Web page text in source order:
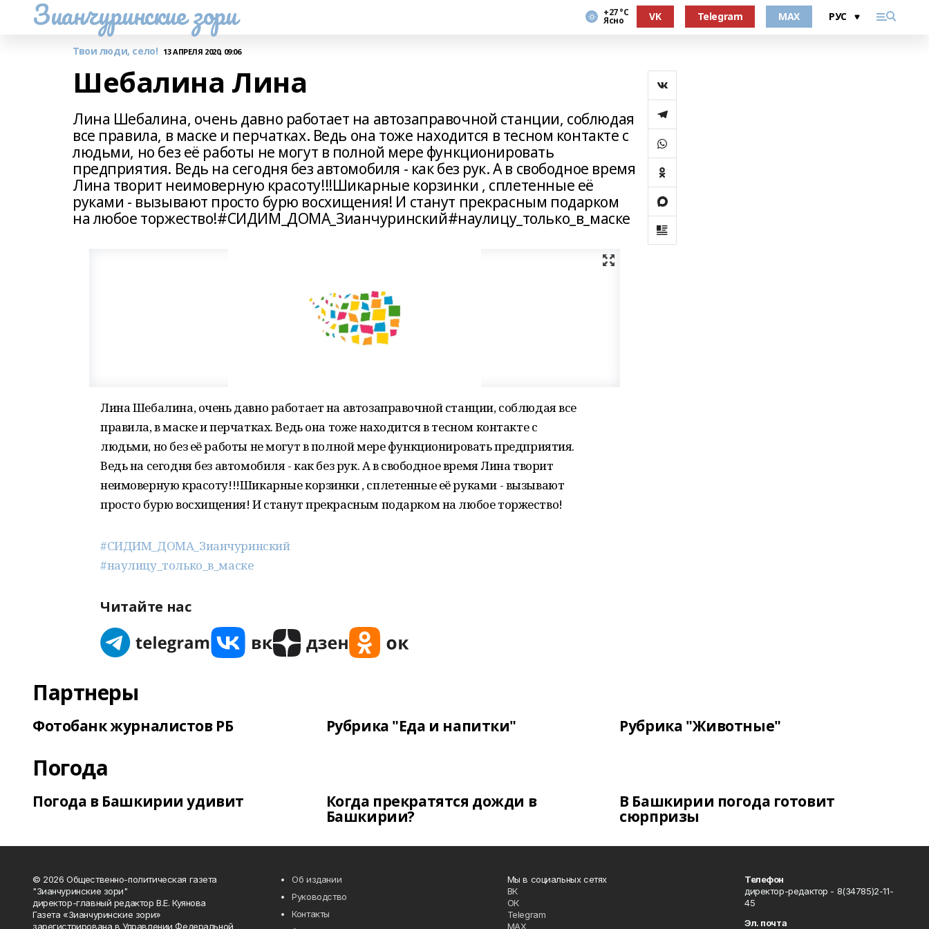
Зианчуринские зори +27 °С
Ясно VK Telegram MAX
Твои люди, село! 13 АПРЕЛЯ 2020, 09:06
Шебалина Лина
Лина Шебалина, очень давно работает на автозаправочной станции, соблюдая
все правила, в маске и перчатках. Ведь она тоже находится в тесном контакте с
людьми, но без её работы не могут в полной мере функционировать
предприятия. Ведь на сегодня без автомобиля - как без рук. А в свободное время
Лина творит неимоверную красоту!!!Шикарные корзинки , сплетенные её
руками - вызывают просто бурю восхищения! И станут прекрасным подарком
на любое торжество!#СИДИМ_ДОМА_Зианчуринский#наулицу_только_в_маске
Лина Шебалина, очень давно работает на автозаправочной станции, соблюдая все
правила, в маске и перчатках. Ведь она тоже находится в тесном контакте с
людьми, но без её работы не могут в полной мере функционировать предприятия.
Ведь на сегодня без автомобиля - как без рук. А в свободное время Лина творит
неимоверную красоту!!!Шикарные корзинки , сплетенные её руками - вызывают
просто бурю восхищения! И станут прекрасным подарком на любое торжество!
#СИДИМ_ДОМА_Зианчуринский
#наулицу_только_в_маске
Читайте нас
Партнеры
Фотобанк журналистов РБ Рубрика "Еда и напитки" Рубрика "Животные"
Погода
Погода в Башкирии удивит Когда прекратятся дожди в
Башкирии?
В Башкирии погода готовит
сюрпризы
© 2026 Общественно-политическая газета
"Зианчуринские зори"
директор-главный редактор В.Е. Куянова
Газета «Зианчуринские зори»
зарегистрирована в Управлении Федеральной
Об издании
Руководство
Контакты
Мы в социальных сетях
ВК
ОК
Telegram
MAX
Телефон
директор-редактор - 8(34785)2-11-
45
Эл. почта